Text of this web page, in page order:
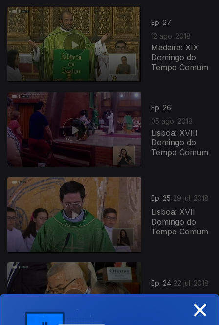
Ep. 27
12 ago. 2018
Madeira: XIX
Domingo do
Tempo Comum
Ep. 26
05 ago. 2018
Lisboa: XVIII
Domingo do
Tempo Comum
Ep. 25 29 jul. 2018
Lisboa: XVII
Domingo do
Tempo Comum
Ep. 24 22 jul. 2018
Madeira: XVI
Domingo do
Tempo Comum
357842
×